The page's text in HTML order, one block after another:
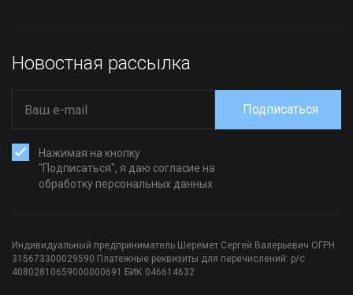
Новостная рассылка
Нажимая на кнопку
"Подписаться", я даю согласие на
обработку персональных данных
Подписаться
Индивидуальный предприниматель Шеремет Сергей Валерьевич ОГРН
315673300029590 Платежные реквизиты для перечислений: р/с
40802810659000000691 БИК 046614632